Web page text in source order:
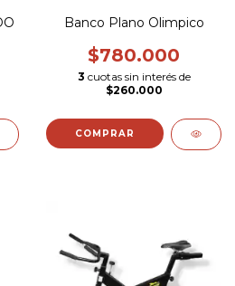
Banco Plano Olimpico
$780.000
3 cuotas sin interés de
$260.000